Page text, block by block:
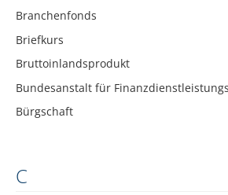
Branchenfonds
Briefkurs
Bruttoinlandsprodukt
Bundesanstalt für
Bürgschaft
C